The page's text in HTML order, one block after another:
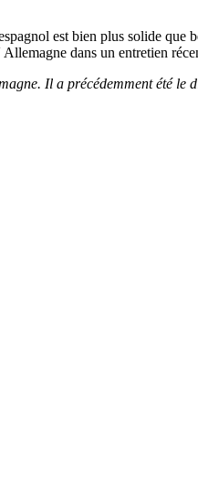
est bien plus solide
dans un entretien
Il a précédemment été